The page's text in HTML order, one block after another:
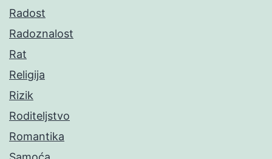
Radost
Radoznalost
Rat
Religija
Rizik
Roditeljstvo
Romantika